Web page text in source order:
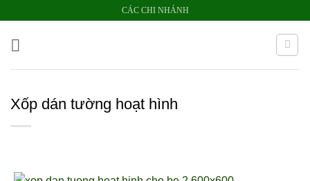
nội
CÁC CHI NHÁNH
Xốp dán tường hoạt hình